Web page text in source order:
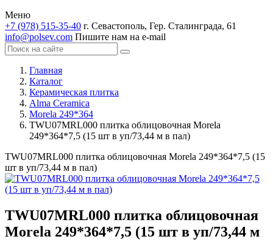
Меню
+7 (978) 515-35-40 г. Севастополь, Гер. Сталинграда, 61
info@polsev.com Пишите нам на e-mail
Главная
Каталог
Керамическая плитка
Alma Ceramica
Morela 249*364
TWU07MRL000 плитка облицовочная Morela
249*364*7,5 (15 шт в уп/73,44 м в пал)
TWU07MRL000 плитка облицовочная Morela 249*364*7,5 (15
шт в уп/73,44 м в пал)
TWU07MRL000 плитка облицовочная
Morela 249*364*7,5 (15 шт в уп/73,44 м